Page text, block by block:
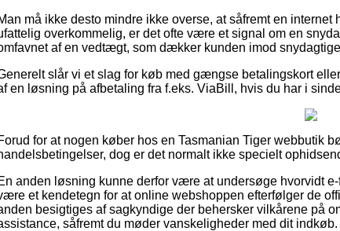
må ikke desto mindre ikke overse, at såfremt en
overkommelig, er det ofte være et signal om en
af en vedtægt, som dækker kunden imod
slår vi et slag for køb med gængse betalingskort
en løsning på afbetaling fra f.eks. ViaBill, hvis du har i
for at nogen køber hos en Tasmanian Tiger webbutik
dog er det normalt ikke specielt
anden løsning kunne derfor være at undersøge hvorvidt
et kendetegn for at online webshoppen efterfølger de
besigtiges af sagkyndige der behersker vilkårene på
såfremt du møder vanskeligheder med dit indkøb.